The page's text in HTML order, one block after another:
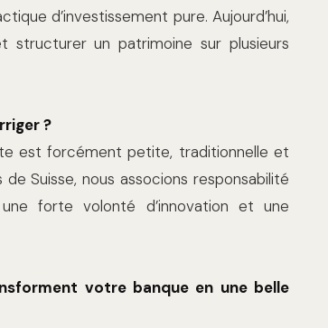
d’investissement pure. Aujourd’hui,
un patrimoine sur plusieurs
?
est forcément petite, traditionnelle et
Suisse, nous associons responsabilité
forte volonté d’innovation et une
votre banque en une belle